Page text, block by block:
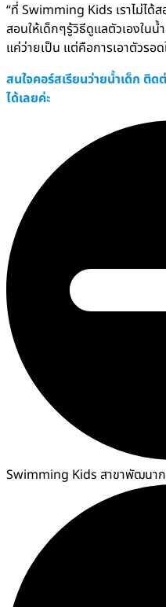
“ที่่ Swimming Kids เราไม่ได้
สอนให้เด็กๆรู้วิธีดูแลตัวเองในน้
แค่ว่ายเป็น แต่คือการเอาตัวรอด
สนใจคอร์สเรียนว่ายน้ำเด็ก ติ
ได้เลยค่ะ
Swimming Kids สาขาพัฒนาก